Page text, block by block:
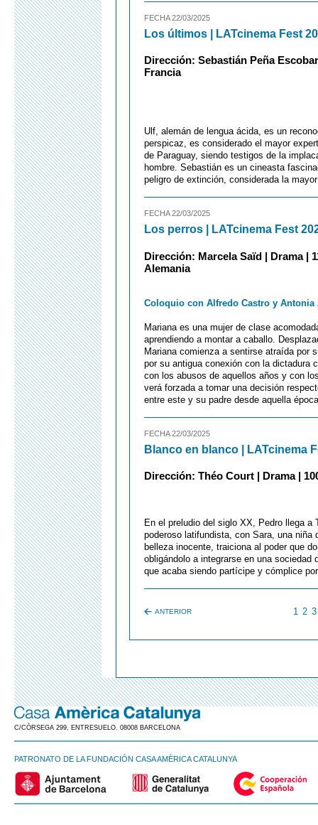
FECHA 22/03/2025
Los últimos | LATcinema Fest
Dirección: Sebastián Peña
Francia
Ulf, alemán de lengua ácida, es un
perspicaz, es considerado el mayor
de Paraguay, siendo testigos de la
hombre. Sebastián es un cineasta
peligro de extinción, considerada la
FECHA 22/03/2025
Los perros | LATcinema Fest
Dirección: Marcela Saïd | Drama |
Alemania
Coloquio con Alfredo Castro y Antonia
Mariana es una mujer de clase
aprendiendo a montar a caballo.
Mariana comienza a sentirse atraída por
por su antigua conexión con la dictadura
con los abusos de aquellos años y con
verá forzada a tomar una decisión
entre este y su padre desde aquella
FECHA 22/03/2025
Blanco en blanco | LATcinema
Dirección: Théo Court | Drama |
En el preludio del siglo XX, Pedro llega a
poderoso latifundista, con Sara, una
belleza inocente, traiciona al poder que
obligándolo a integrarse en una
que acaba siendo partícipe y cómplice
ANTERIOR 1 2 3
C/CÒRSEGA 299, ENTRESUELO. 08008 BARCELONA
PATRONATO DE LA FUNDACIÓN CASA AMÈRICA CATALUNYA